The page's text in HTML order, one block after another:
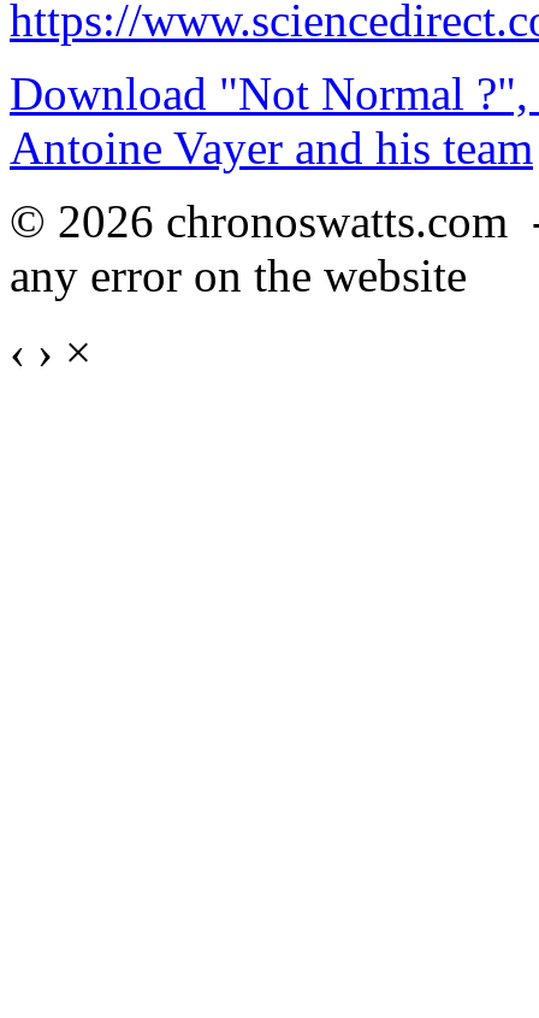
https://
Download "Not Normal ?",
Antoine Vayer and his team
© 2026
any error on the website
‹ › ×